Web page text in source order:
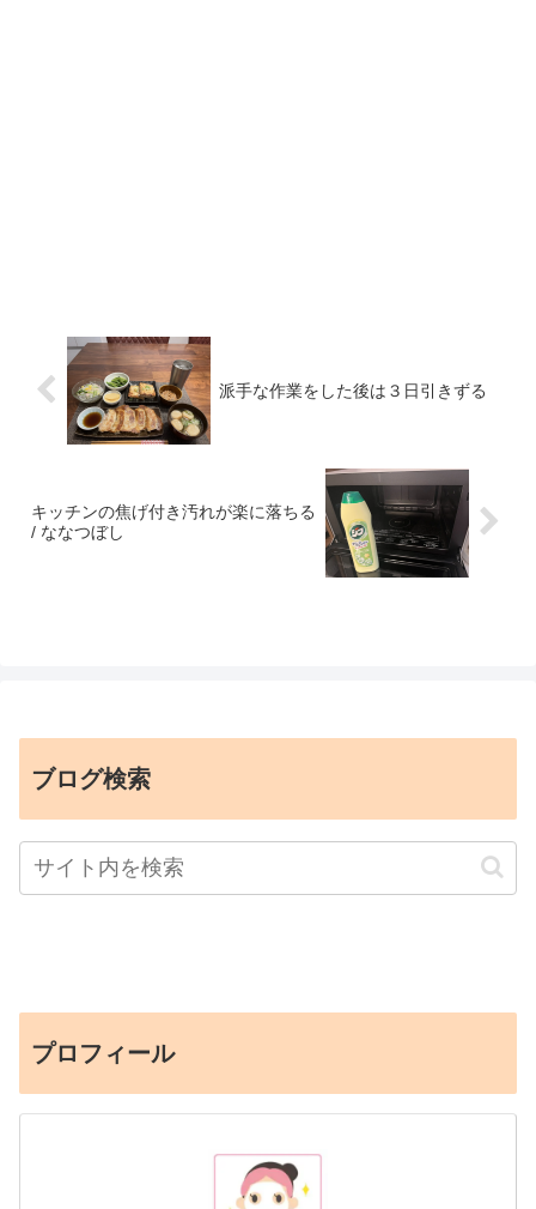
派手な作業をした後は３日引きずる
キッチンの焦げ付き汚れが楽に落ちる
/ ななつぼし
ブログ検索
プロフィール